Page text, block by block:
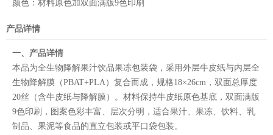
颜色： 材料原色加双面满版9色印刷
产品详情
一、产品详情
本品为全生物降解果汁饮品果冻包装袋，采用外层牛皮纸与内层全
生物降解膜（PBAT+PLA）复合而成，规格18×26cm，双面总厚度
20丝（含牛皮纸与降解膜）。材料保持牛皮纸原色基底，双面满版
9色印刷，图案色彩丰富、层次分明，适合果汁、果冻、饮料、乳
制品、果泥等食品的直立包装或平口袋包装。